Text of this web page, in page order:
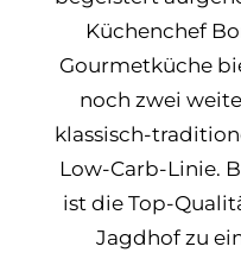
Küchenchef
Gourmetküche
noch zwei
klassisch-
Low-Carb-Linie.
ist die Top-
Jagdhof zu